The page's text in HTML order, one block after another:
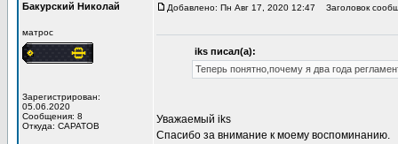
Бакурский Николай
матрос
Зарегистрирован:
05.06.2020
Сообщения: 8
Откуда: САРАТОВ
Добавлено: Пн Авг 17, 2020 12:47 Заголовок
iks писал(а):
Теперь понятно,почему я два года
Уважаемый iks
Спасибо за внимание к моему воспоминанию.